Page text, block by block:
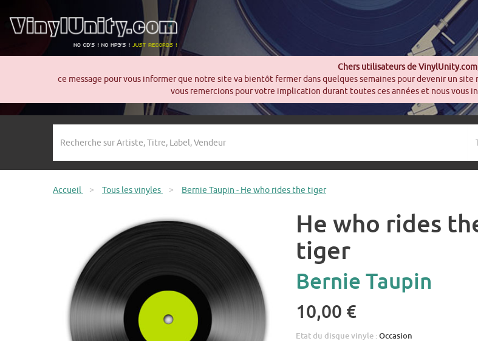
Chers utilisateurs de VinylUnity.com
ce message pour vous informer que notre site va bientôt fermer dans quelques semaines pour devenir un site
vous remercions pour votre implication durant toutes ces années et nous vous
Accueil > Tous les vinyles > Bernie Taupin - He who rides the tiger
He who rides
tiger
Bernie Taupin
10,00 €
Etat du disque vinyle :Occasion